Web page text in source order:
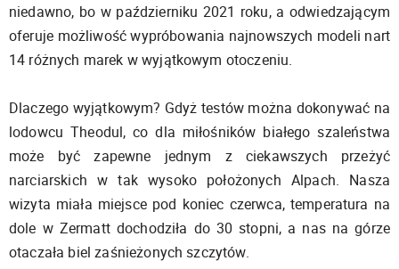
niedawno, bo w październiku 2021 roku, a odwiedzającym
oferuje możliwość wypróbowania najnowszych modeli nart
14 różnych marek w wyjątkowym otoczeniu.
Dlaczego wyjątkowym? Gdyż testów można dokonywać na
lodowcu Theodul, co dla miłośników białego szaleństwa
może być zapewne jednym z ciekawszych przeżyć
narciarskich w tak wysoko położonych Alpach. Nasza
wizyta miała miejsce pod koniec czerwca, temperatura na
dole w Zermatt dochodziła do 30 stopni, a nas na górze
otaczała biel zaśnieżonych szczytów.